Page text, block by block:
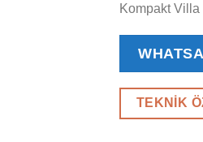
Kompakt Villa
TEKNIK